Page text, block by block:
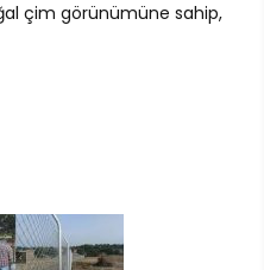
çim görünümüne sahip,